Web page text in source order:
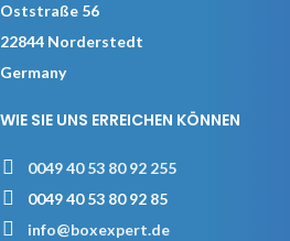
Oststraße 56
22844 Norderstedt
Germany
WIE SIE UNS ERREICHEN KÖNNEN
0049 40 53 80 92 255
0049 40 53 80 92 85
info@boxexpert.de